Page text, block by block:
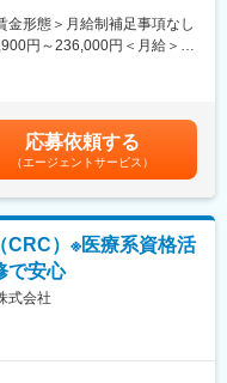
補人材となることが期待さ
施設において、お客様の日常
ます。※雇用形態：無期正社
務者研修資格の取得のための
の社員と面談をする中でご
立て、ご希望も踏まえなが
が決定します。本社勤務に
務系の仕事が中心になりま
希望すれば現場復帰も可能
金形態＞月給制補足事項なし
円～236,000円＜月給＞
、別途で送迎手当：10,000/
であり、選考を通じて上下
固定手当を含めた表記です。
応募依頼する
（エージェントサービス）
CRC）※医療系資格活
で安心
式会社